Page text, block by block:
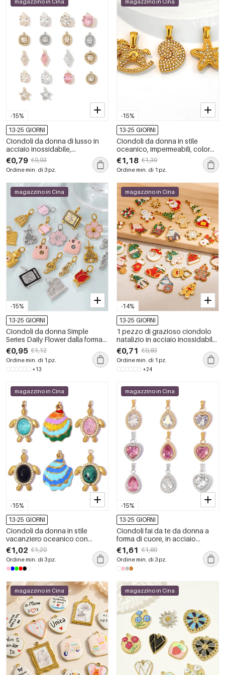
-15%
magazzino in Cina
13-25 GIORNI
Ciondoli da donna di lusso in
acciaio inossidabile,
impermeabili e dalla forma
geometrica semplice, con
zirconi, della serie Luxurious.
€0,79 €0,93
Ordine min. di 3 pz.
-15%
magazzino in Cina
13-25 GIORNI
Ciondoli da donna in stile
oceanico, impermeabili, color
oro, con strass.
€1,18 €1,39
Ordine min. di 1 pz.
-15%
magazzino in Cina
13-25 GIORNI
Ciondoli da donna Simple
Series Daily Flower dalla forma
irregolare, in acciaio
inossidabile impermeabile color
oro con strass.
€0,95 €1,12
Ordine min. di 1 pz.
+13
-14%
magazzino in Cina
13-25 GIORNI
1 pezzo di grazioso ciondolo
natalizio in acciaio inossidabile
impermeabile color oro
€0,71 €0,83
Ordine min. di 1 pz.
+24
-15%
magazzino in Cina
13-25 GIORNI
Ciondoli da donna in stile
vacanziero oceanico con
conchiglia smaltata, acciaio
inossidabile, colore oro, strass e
pietra naturale di zircone.
€1,02 €1,20
Ordine min. di 3 pz.
-15%
magazzino in Cina
13-25 GIORNI
Ciondoli fai da te da donna a
forma di cuore, in acciaio
inossidabile impermeabile color
oro con strass e zirconi, della
serie Luxury Series.
€1,61 €1,89
Ordine min. di 3 pz.
magazzino in Cina magazzino in Cina